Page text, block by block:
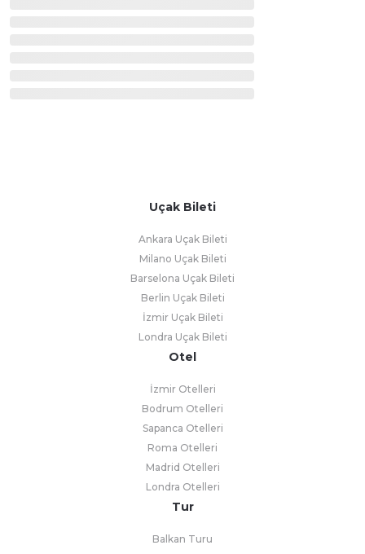
Uçak Bileti
Ankara Uçak Bileti
Milano Uçak Bileti
Barselona Uçak Bileti
Berlin Uçak Bileti
İzmir Uçak Bileti
Londra Uçak Bileti
Otel
İzmir Otelleri
Bodrum Otelleri
Sapanca Otelleri
Roma Otelleri
Madrid Otelleri
Londra Otelleri
Tur
Balkan Turu